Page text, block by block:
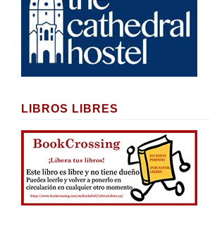
LIBROS LIBRES